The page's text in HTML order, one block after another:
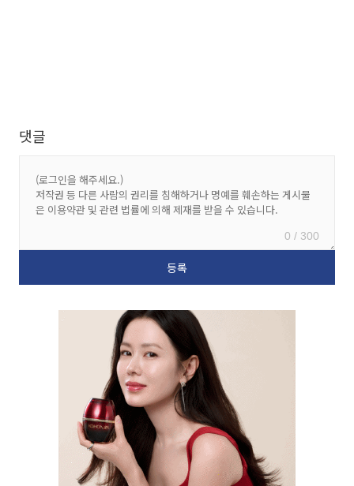
댓글
0 / 300